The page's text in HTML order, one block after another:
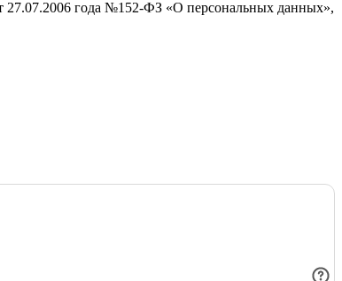
27.07.2006 года №152-ФЗ «О персональных данных»,